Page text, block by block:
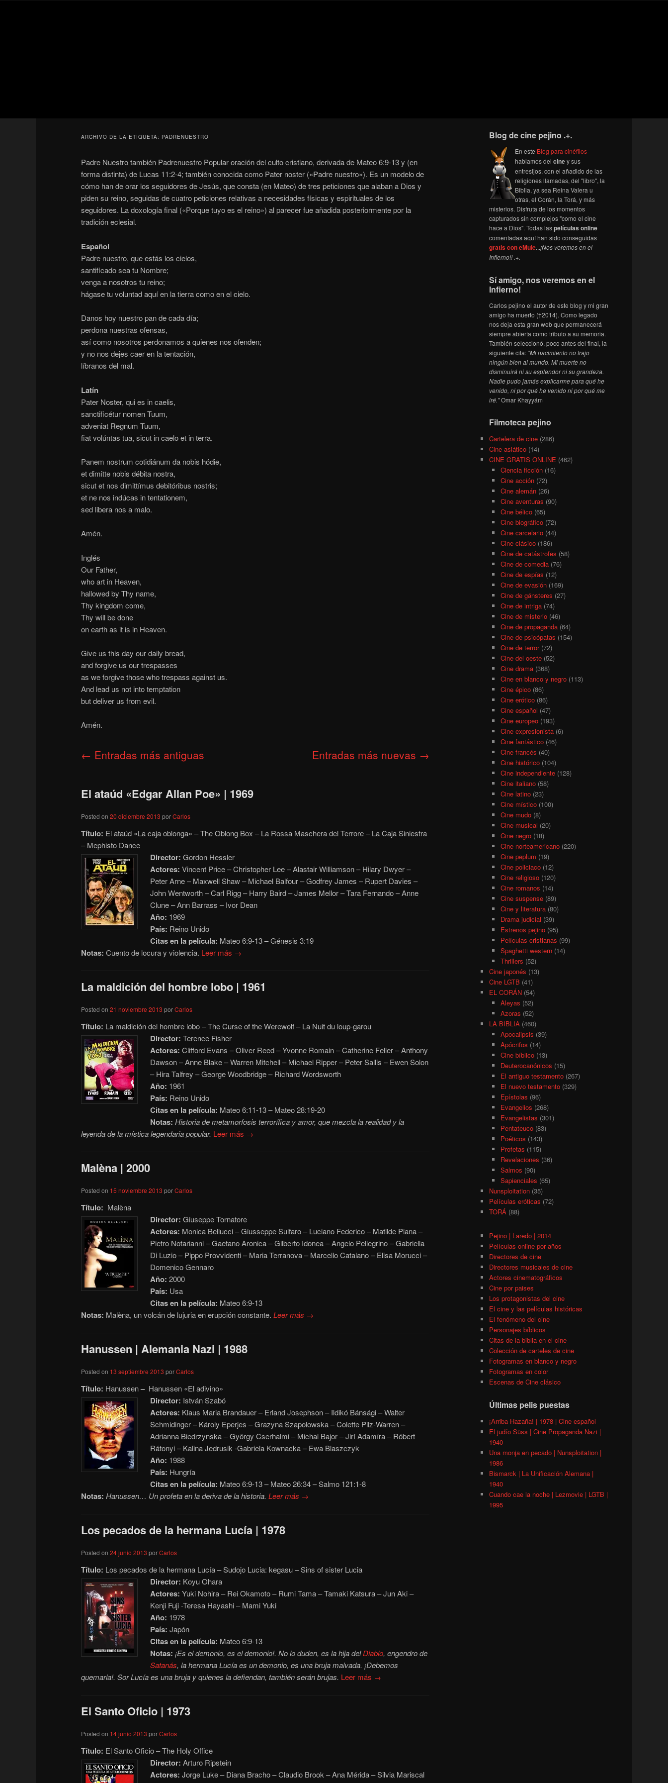
ARCHIVO DE LA ETIQUETA: PADRENUESTRO
Padre Nuestro también Padrenuestro Popular oración del culto cristiano, derivada de Mateo 6:9-13 y (en
forma distinta) de Lucas 11:2-4; también conocida como Pater noster («Padre nuestro»). Es un modelo de
cómo han de orar los seguidores de Jesús, que consta (en Mateo) de tres peticiones que alaban a Dios y
piden su reino, seguidas de cuatro peticiones relativas a necesidades físicas y espirituales de los
seguidores. La doxología final («Porque tuyo es el reino») al parecer fue añadida posteriormente por la
tradición eclesial.
Español
Padre nuestro, que estás los cielos,
santificado sea tu Nombre;
venga a nosotros tu reino;
hágase tu voluntad aquí en la tierra como en el cielo.
Danos hoy nuestro pan de cada día;
perdona nuestras ofensas,
así como nosotros perdonamos a quienes nos ofenden;
y no nos dejes caer en la tentación,
líbranos del mal.
Latín
Pater Noster, qui es in caelis,
sanctificétur nomen Tuum,
adveniat Regnum Tuum,
fiat volúntas tua, sicut in caelo et in terra.
Panem nostrum cotidiánum da nobis hódie,
et dimitte nobis débita nostra,
sicut et nos dimittímus debitóribus nostris;
et ne nos indúcas in tentationem,
sed libera nos a malo.
Amén.
Inglés
Our Father,
who art in Heaven,
hallowed by Thy name,
Thy kingdom come,
Thy will be done
on earth as it is in Heaven.
Give us this day our daily bread,
and forgive us our trespasses
as we forgive those who trespass against us.
And lead us not into temptation
but deliver us from evil.
Amén.
Navegación
de
← Entradas más antiguas Entradas más nuevas →
El ataúd «Edgar Allan Poe» | 1969
Posted on20 diciembre 2013 porCarlos
Título: El ataúd «La caja oblonga» – The Oblong Box – La Rossa Maschera del Terrore – La Caja Siniestra
– Mephisto Dance
Director: Gordon Hessler
Actores: Vincent Price – Christopher Lee – Alastair Williamson – Hilary Dwyer –
Peter Arne – Maxwell Shaw – Michael Balfour – Godfrey James – Rupert Davies –
John Wentworth – Carl Rigg – Harry Baird – James Mellor – Tara Fernando – Anne
Clune – Ann Barrass – Ivor Dean
Año: 1969
País: Reino Unido
Citas en la película: Mateo 6:9-13 – Génesis 3:19
Notas: Cuento de locura y violencia. Leer más →
La maldición del hombre lobo | 1961
Posted on21 noviembre 2013 porCarlos
Título: La maldición del hombre lobo – The Curse of the Werewolf – La Nuit du loup-garou
Director: Terence Fisher
Actores: Clifford Evans – Oliver Reed – Yvonne Romain – Catherine Feller – Anthony
Dawson – Anne Blake – Warren Mitchell – Michael Ripper – Peter Sallis – Ewen Solon
– Hira Talfrey – George Woodbridge – Richard Wordsworth
Año: 1961
País: Reino Unido
Citas en la película: Mateo 6:11-13 – Mateo 28:19-20
Notas: Historia de metamorfosis terrorífica y amor, que mezcla la realidad y la
leyenda de la mística legendaria popular. Leer más →
Malèna | 2000
Posted on 15 noviembre 2013 porCarlos
Título: Malèna
Director: Giuseppe Tornatore
Actores: Monica Bellucci – Giusseppe Sulfaro – Luciano Federico – Matilde Piana –
Pietro Notarianni – Gaetano Aronica – Gilberto Idonea – Angelo Pellegrino – Gabriella
Di Luzio – Pippo Provvidenti – Maria Terranova – Marcello Catalano – Elisa Morucci –
Domenico Gennaro
Año: 2000
País: Usa
Citas en la película: Mateo 6:9-13
Notas: Malèna, un volcán de lujuria en erupción constante. Leer más →
Hanussen | Alemania Nazi | 1988
Posted on 13 septiembre 2013 porCarlos
Título: Hanussen– Hanussen «El adivino»
Director: István Szabó
Actores: Klaus Maria Brandauer – Erland Josephson – Ildikó Bánsági – Walter
Schmidinger – Károly Eperjes – Grazyna Szapolowska – Colette Pilz-Warren –
Adrianna Biedrzynska – György Cserhalmi – Michal Bajor – Jirí Adamíra – Róbert
Rátonyi – Kalina Jedrusik -Gabriela Kownacka – Ewa Blaszczyk
Año: 1988
País: Hungría
Citas en la película: Mateo 6:9-13 – Mateo 26:34 – Salmo 121:1-8
Notas: Hanussen… Un profeta en la deriva de la historia.Leer más →
Los pecados de la hermana Lucía | 1978
Posted on24 junio 2013 porCarlos
Título: Los pecados de la hermana Lucía – Sudojo Lucia: kegasu – Sins of sister Lucia
Director: Koyu Ohara
Actores: Yuki Nohira – Rei Okamoto – Rumi Tama – Tamaki Katsura – Jun Aki –
Kenji Fuji -Teresa Hayashi – Mami Yuki
Año: 1978
País: Japón
Citas en la película: Mateo 6:9-13
Notas: ¡Es el demonio, es el demonio!. No lo duden, es la hija delDiablo, engendro de
Satanás, la hermana Lucía es un demonio, es una bruja malvada. ¡Debemos
quemarla!. Sor Lucía es una bruja y quienes la defiendan, también serán brujas. Leer más →
El Santo Oficio | 1973
Posted on 14 junio 2013 porCarlos
Título: El Santo Oficio – The Holy Office
Director: Arturo Ripstein
Actores: Jorge Luke – Diana Bracho – Claudio Brook – Ana Mérida – Silvia Mariscal
Blog de cine pejino .+.
En este Blog para cinéfilos
hablamos del ciney sus
entresijos, con el añadido de las
religiones llamadas, del "libro", la
Biblia, ya sea Reina Valera u
otras, el Corán, la Torá, y más
misterios. Disfruta de los momentos
capturados sin complejos "como el cine
hace a Dios". Todas laspelículas online
comentadas aquí han sido conseguidas
gratis con eMule...¡Nos veremos en el
Infierno!! .+.
Sí amigo, nos veremos en el
Infierno!
Carlos pejino el autor de este blog y mi gran
amigo ha muerto (†2014). Como legado
nos deja esta gran web que permanecerá
siempre abierta como tributo a su memoria.
También seleccionó, poco antes del final, la
siguiente cita: "Mi nacimiento no trajo
ningún bien al mundo. Mi muerte no
disminuirá ni su esplendor ni su grandeza.
Nadie pudo jamás explicarme para qué he
venido, ni por qué he venido ni por qué me
iré."Omar Khayyám
Filmoteca pejino
Cartelera de cine (286)
Cine asiático (14)
CINE GRATIS ONLINE (462)
Ciencia ficción(16)
Cine acción(72)
Cine alemán(26)
Cine aventuras (90)
Cine bélico(65)
Cine biográfico(72)
Cine carcelario(44)
Cine clásico(186)
Cine de catástrofes (58)
Cine de comedia(76)
Cine de espías (12)
Cine de evasión(169)
Cine de gánsteres (27)
Cine de intriga(74)
Cine de misterio(46)
Cine de propaganda(64)
Cine de psicópatas (154)
Cine de terror(72)
Cine del oeste(52)
Cine drama(368)
Cine en blanco y negro(113)
Cine épico(86)
Cine erótico(86)
Cine español (47)
Cine europeo(193)
Cine expresionista(6)
Cine fantástico(46)
Cine francés (40)
Cine histórico(104)
Cine independiente(128)
Cine italiano(58)
Cine latino(23)
Cine místico(100)
Cine mudo(8)
Cine musical (20)
Cine negro(18)
Cine norteamericano(220)
Cine peplum (19)
Cine policiaco(12)
Cine religioso(120)
Cine romanos (14)
Cine suspense(89)
Cine y literatura(80)
Drama judicial (39)
Estrenos pejino(95)
Películas cristianas (99)
Spaghetti western(14)
Thrillers (52)
Cine japonés (13)
Cine LGTB (41)
EL CORÁN (54)
Aleyas (52)
Azoras (52)
LA BIBLIA (460)
Apocalipsis (39)
Apócrifos (14)
Cine bíblico(13)
Deuterocanónicos (15)
El antiguo testamento(267)
El nuevo testamento(329)
Epístolas (96)
Evangelios (268)
Evangelistas (301)
Pentateuco(83)
Poéticos (143)
Profetas (115)
Revelaciones (36)
Salmos (90)
Sapienciales (65)
Nunsploitation (35)
Películas eróticas (72)
TORÁ (88)
Pejino | Laredo | 2014
Películas online por años
Directores de cine
Directores musicales de cine
Actores cinematográficos
Cine por paises
Los protagonistas del cine
El cine y las películas históricas
El fenómeno del cine
Personajes bíblicos
Citas de la biblia en el cine
Colección de carteles de cine
Fotogramas en blanco y negro
Fotogramas en color
Escenas de Cine clásico
Últimas pelis puestas
¡Arriba Hazaña! | 1978 | Cine español
El judío Süss | Cine Propaganda Nazi |
1940
Una monja en pecado | Nunsploitation |
1986
Bismarck | La Unificación Alemana |
1940
Cuando cae la noche | Lezmovie | LGTB |
1995